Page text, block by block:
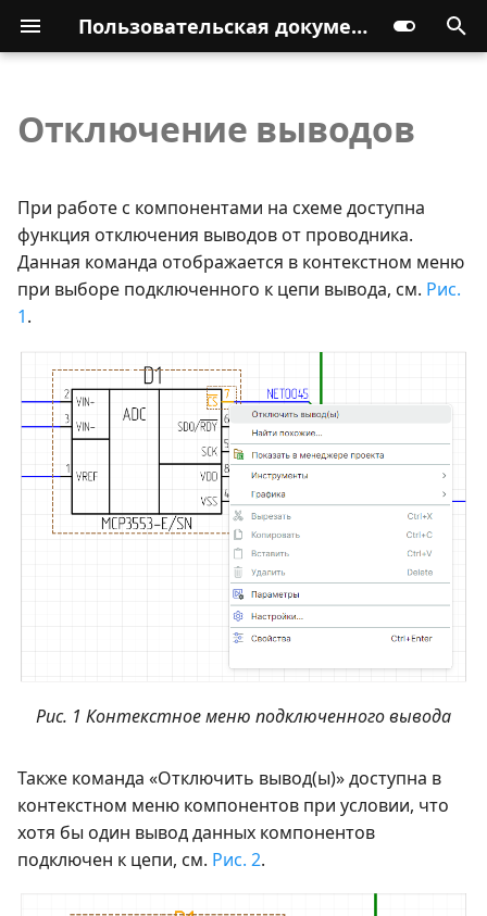
Пользовательская документация
Отключение выводов
При работе с компонентами на схеме доступна
функция отключения выводов от проводника.
Данная команда отображается в контекстном меню
при выборе подключенного к цепи вывода, см. Рис.
1.
Рис. 1 Контекстное меню подключенного вывода
Также команда «Отключить вывод(ы)» доступна в
контекстном меню компонентов при условии, что
хотя бы один вывод данных компонентов
подключен к цепи, см. Рис. 2.